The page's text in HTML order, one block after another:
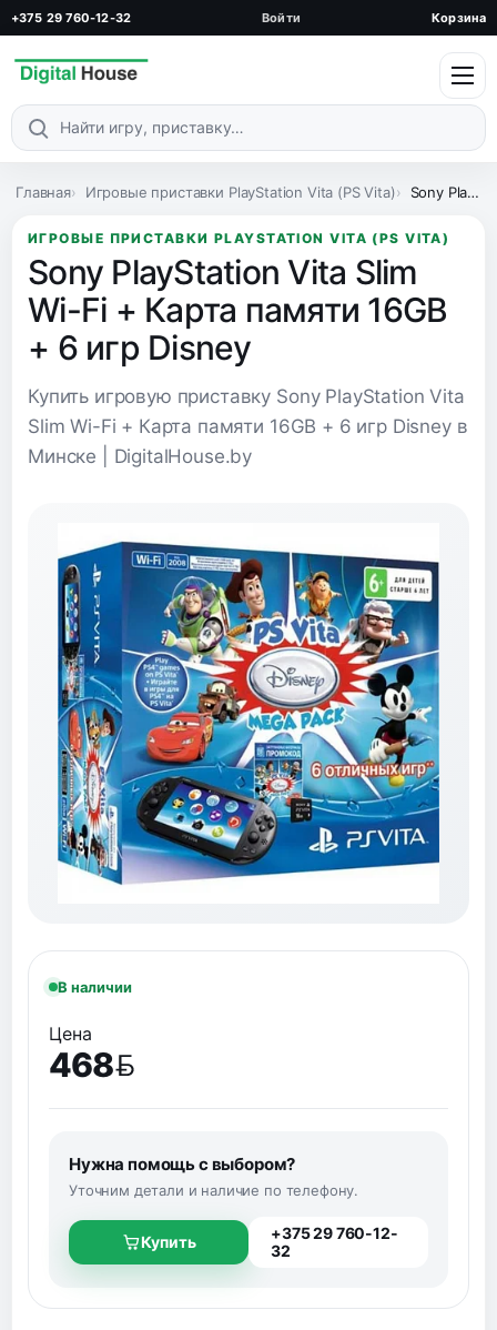
+375 29 760-12-32 Войти Корзина
Поиск по каталогу
Главная Игровые приставки PlayStation Vita (PS Vita) Sony PlayStation Vita Slim Wi-Fi + Карта памяти 16GB + 6 игр Disney
ИГРОВЫЕ ПРИСТАВКИ PLAYSTATION VITA (PS VITA)
Sony PlayStation Vita Slim
Wi-Fi + Карта памяти 16GB
+ 6 игр Disney
Купить игровую приставку Sony PlayStation Vita
Slim Wi-Fi + Карта памяти 16GB + 6 игр Disney в
Минске | DigitalHouse.by
В наличии
Цена
468
BYN
Нужна помощь с выбором?
Уточним детали и наличие по телефону.
Купить
+375 29 760-12-
32